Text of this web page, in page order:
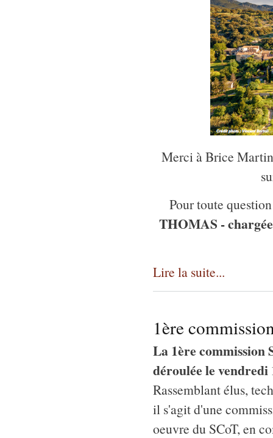
Merci à Brice
Pour toute
THOMAS -
Lire la suite...
1ère
La 1ère commission
déroulée le
Rassemblant élus,
il s'agit d'une
oeuvre du SCoT, en